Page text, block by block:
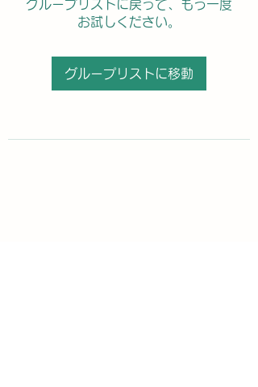
グループリストに戻って、もう一度
お試しください。
グループリストに移動